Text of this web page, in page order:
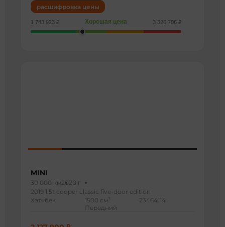
расшифровка цены
1 743 923 ₽ Хорошая цена 3 326 706 ₽
MINI
30 000 км2020 г
2019 1.5t cooper classic five-door edition
Хэтчбек
1500 см 3
Передний
23464114